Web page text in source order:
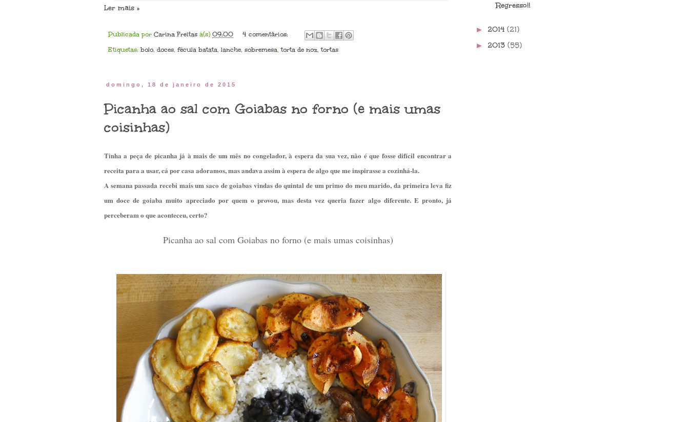
Ler mais »
Publicada por Carina Freitas à(s) 09:00
4 comentários:
Etiquetas: bolo, doces, fécula batata, lanche, sobremesa,torta de noz,tortas
domingo, 18 de janeiro de 2015
Picanha ao sal com Goiabas no forno (e mais umas
coisinhas)
Tinha a peça de picanha já à mais de um mês no congelador, à espera da sua vez, não é que fosse difícil encontrar a
receita para a usar, cá por casa adoramos, mas andava assim à espera de algo que me inspirasse a cozinhá-la.
A semana passada recebi mais um saco de goiabas vindas do quintal de um primo do meu marido, da primeira leva fiz
um doce de goiaba muito apreciado por quem o provou, mas desta vez queria fazer algo diferente. E pronto, já
perceberam o que aconteceu, certo?
Picanha ao sal com Goiabas no forno (e mais umas coisinhas)
Regresso!!
► 2014 (21)
► 2013 (55)